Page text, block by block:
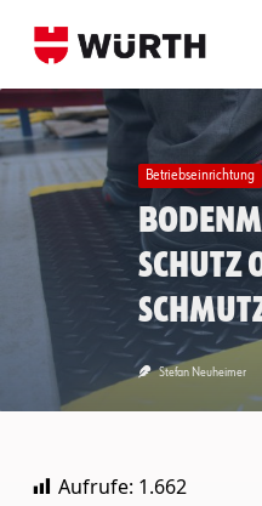
Betriebseinrichtung
Schutz
Stefan Neuheimer
Aufrufe: 1.662